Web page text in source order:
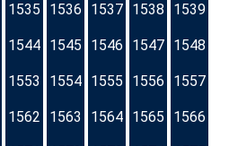
1535 1536 1537 1538 1539
1544 1545 1546 1547 1548
1553 1554 1555 1556 1557
1562 1563 1564 1565 1566